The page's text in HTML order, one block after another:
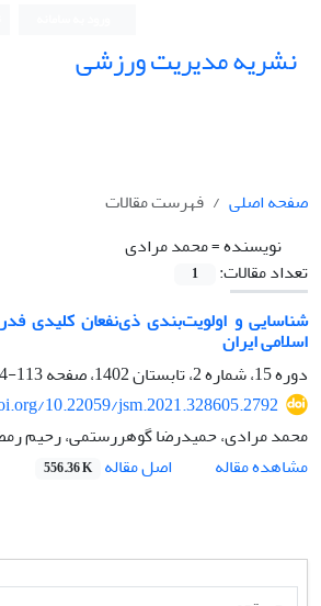
نشریه مدیریت ورزشی
صفحه اصلی
فهرست مقالات
نویسنده =محمد مرادی
تعداد مقالات:
1
شناسایی و اولویت‌بندی ذی‌نفعان کلیدی
اسلامی ایران
دوره 15، شماره 2، تابستان 1402، صفحه
113-94
10.22059/jsm.2021.328605.2792
محمد مرادی، حمیدرضا گوهررستمی، رحیم
مشاهده مقاله
اصل مقاله 556.36 K